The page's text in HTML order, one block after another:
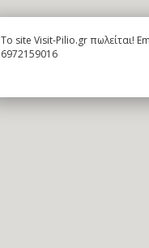
To site Visit-Pilio.gr πωλείται!
6972159016